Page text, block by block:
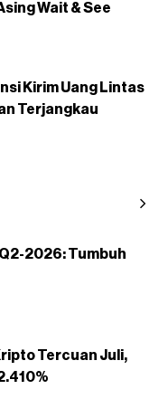
Wait & See
Kirim Uang Lintas
Terjangkau
2026: Tumbuh
Tercuan Juli,